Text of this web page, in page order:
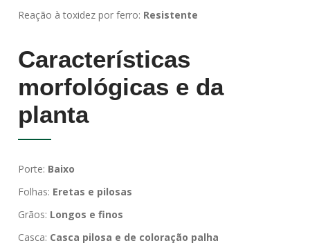
Reação à toxidez por ferro: Resistente
Características
morfológicas e da
planta
Porte: Baixo
Folhas: Eretas e pilosas
Grãos: Longos e finos
Casca: Casca pilosa e de coloração palha